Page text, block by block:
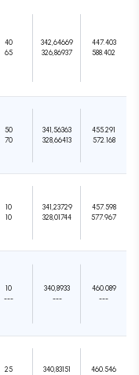
40
65
342,64669
326,86937
447.403
588.402
50
70
341,56363
328,66413
455.291
572.168
10
10
341,23729
328,01744
457.598
577.967
10
---
340,8933
---
460.089
---
25
340,83151
460.546